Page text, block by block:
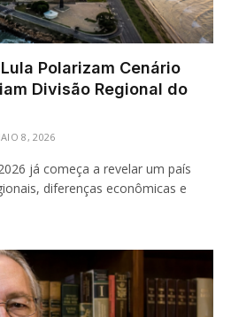
Polarizam Cenário
Divisão Regional do
8, 2026
já começa a revelar um país
diferenças econômicas e